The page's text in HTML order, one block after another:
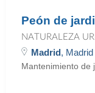
Peón de
NATURALEZA
Madrid, Madrid
Mantenimiento de